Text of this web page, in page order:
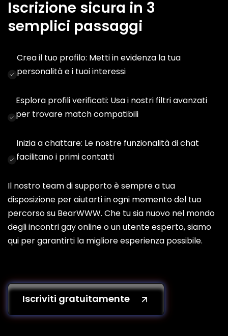
Iscrizione sicura in 3
semplici passaggi
Crea il tuo profilo: Metti in evidenza la tua
personalità e i tuoi interessi
Esplora profili verificati: Usa i nostri filtri avanzati
per trovare match compatibili
Inizia a chattare: Le nostre funzionalità di chat
facilitano i primi contatti
Il nostro team di supporto è sempre a tua
disposizione per aiutarti in ogni momento del tuo
percorso su BearWWW. Che tu sia nuovo nel mondo
degli incontri gay online o un utente esperto, siamo
qui per garantirti la migliore esperienza possibile.
Iscriviti gratuitamente